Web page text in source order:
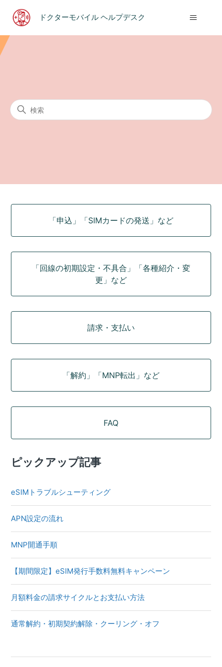
ドクターモバイル ヘルプデスク
ドクターモバイル ヘルプデス
検索
「申込」「SIMカードの発送」など
「回線の初期設定・不具合」「各種紹介・変
更」など
請求・支払い
「解約」「MNP転出」など
FAQ
ピックアップ記事
eSIMトラブルシューティング
APN設定の流れ
MNP開通手順
【期間限定】eSIM発行手数料無料キャンペーン
月額料金の請求サイクルとお支払い方法
通常解約・初期契約解除・クーリング・オフ